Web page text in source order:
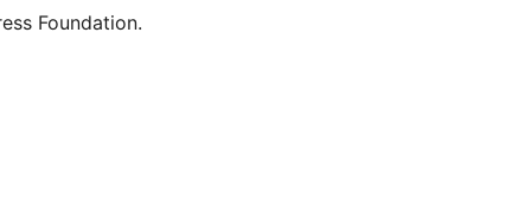
Foundation.